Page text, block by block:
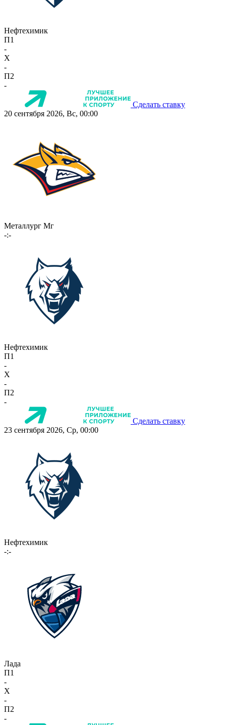
Нефтехимик
П1
-
X
-
П2
-
Сделать ставку
20 сентября 2026, Вс, 00:00
Металлург Мг
-:-
Нефтехимик
П1
-
X
-
П2
-
Сделать ставку
23 сентября 2026, Ср, 00:00
Нефтехимик
-:-
Лада
П1
-
X
-
П2
-